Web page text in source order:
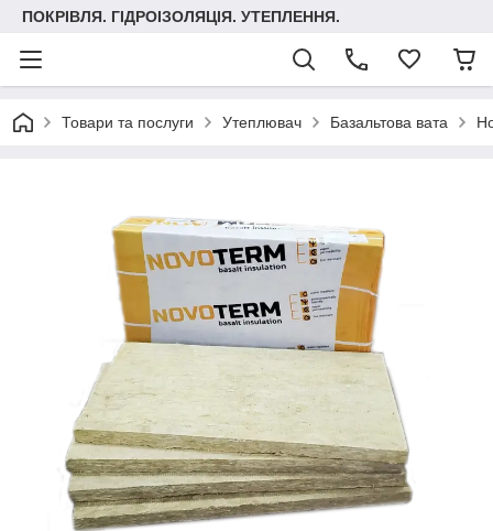
ПОКРІВЛЯ. ГІДРОІЗОЛЯЦІЯ. УТЕПЛЕННЯ.
Товари та послуги Утеплювач Базальтова вата